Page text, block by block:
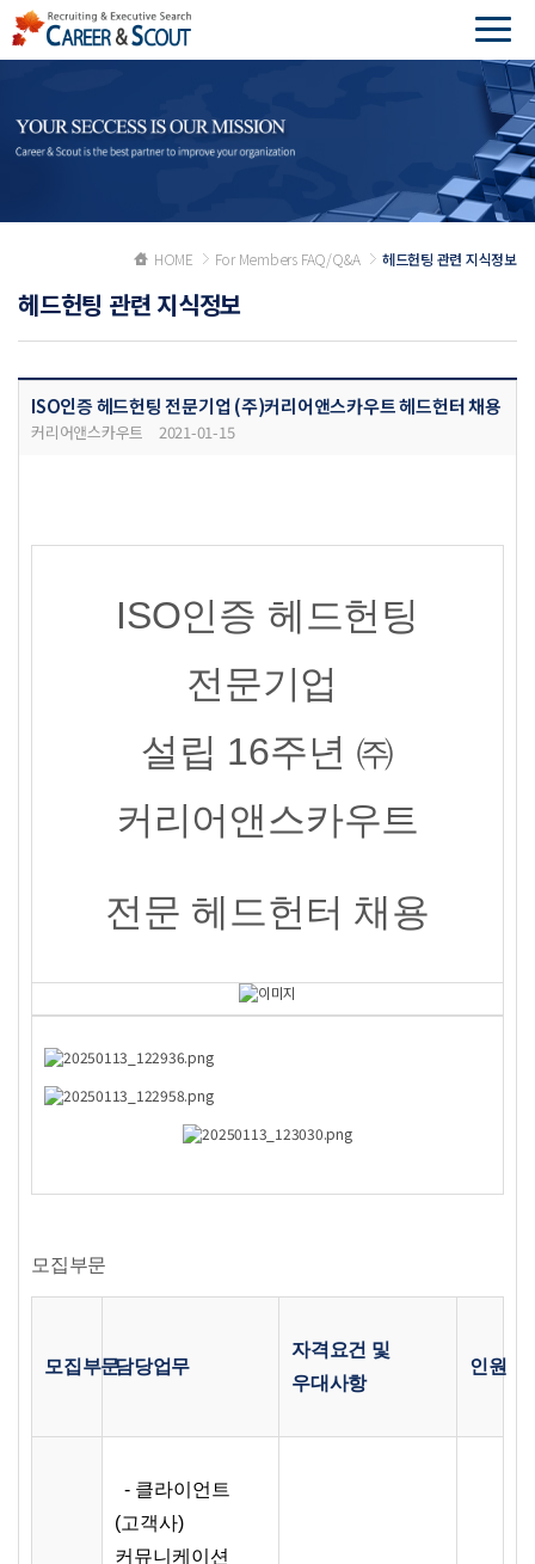
HOME For Members FAQ/Q&A 헤드헌팅 관련 지식정보
헤드헌팅 관련 지식정보
ISO인증 헤드헌팅 전문기업 (주)커리어앤스카우트 헤드헌터 채용
커리어앤스카우트 2021-01-15
ISO인증 헤드헌팅
전문기업
설립 16주년 ㈜
커리어앤스카우트
전문 헤드헌터 채용
모집부문
모집부문담당업무
자격요건 및
우대사항
인원
- 클라이언트
(고객사)
커뮤니케이션